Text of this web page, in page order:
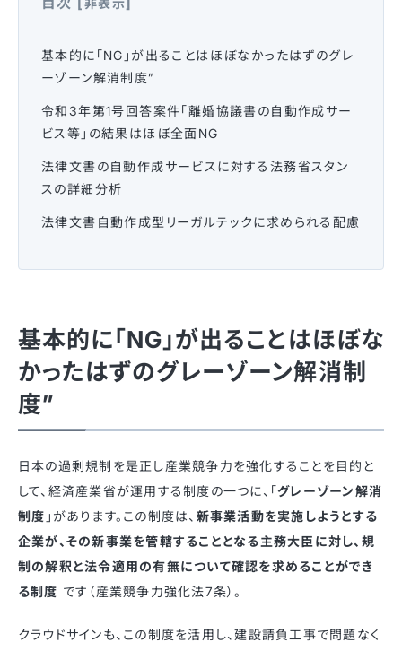
基本的に「NG」が出ることはほぼなかったはずのグレ
ーゾーン解消制度”
令和3年第1号回答案件「離婚協議書の自動作成サー
ビス等」の結果はほぼ全面NG
法律文書の自動作成サービスに対する法務省スタン
スの詳細分析
法律文書自動作成型リーガルテックに求められる配慮
基本的に「NG」が出ることはほぼな
かったはずのグレーゾーン解消制
度”
日本の過剰規制を是正し産業競争力を強化することを目的と
して、経済産業省が運用する制度の一つに、「グレーゾーン解消
制度 」があります。この制度は、 新事業活動を実施しようとする
企業が、その新事業を管轄することとなる主務大臣に対し、規
制の解釈と法令適用の有無について確認を求めることができ
る制度 です（産業競争力強化法7条）。
クラウドサインも、この制度を活用し、建設請負工事で問題なく